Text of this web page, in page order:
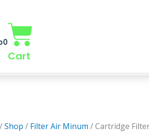
0
Cart
/Shop / Filter Air Minum / Cartridge